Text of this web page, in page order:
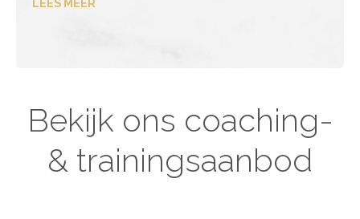
LEES MEER
Bekijk ons coaching-
& trainingsaanbod